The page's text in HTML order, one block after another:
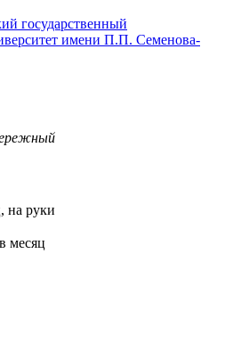
государственный
имени П.П. Семенова-
на руки
месяц